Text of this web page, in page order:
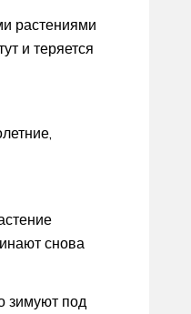
растениями
и теряется
снова
зимуют под